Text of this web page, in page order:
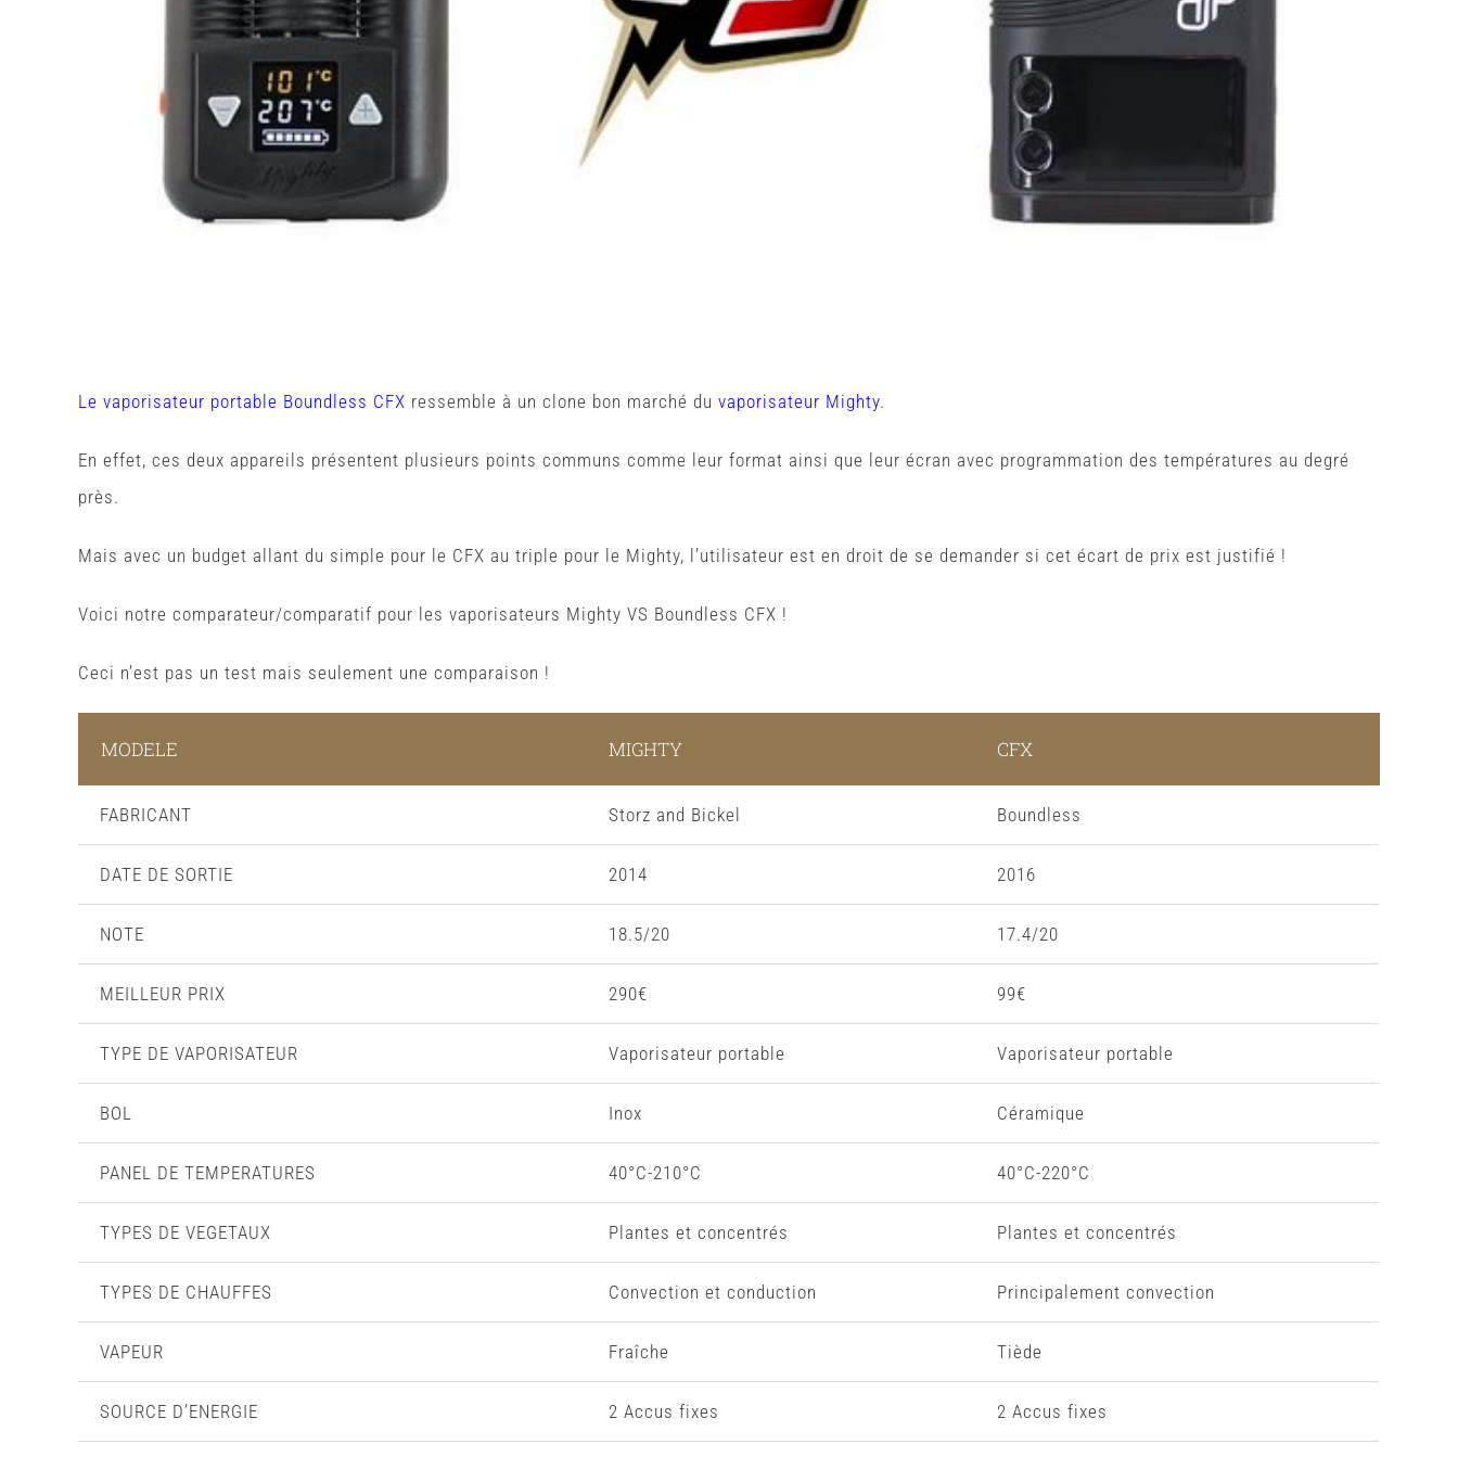
Le vaporisateur portable Boundless CFX ressemble à un clone bon marché du vaporisateur Mighty.
En effet, ces deux appareils présentent plusieurs points communs comme leur format ainsi que leur écran avec programmation des températures au degré
près.
Mais avec un budget allant du simple pour le CFX au triple pour le Mighty, l’utilisateur est en droit de se demander si cet écart de prix est justifié !
Voici notre comparateur/comparatif pour les vaporisateurs Mighty VS Boundless CFX !
Ceci n’est pas un test mais seulement une comparaison !
MODELE MIGHTY CFX
FABRICANT Storz and Bickel Boundless
DATE DE SORTIE 2014 2016
NOTE 18.5/20 17.4/20
MEILLEUR PRIX 290€ 99€
TYPE DE VAPORISATEUR Vaporisateur portable Vaporisateur portable
BOL Inox Céramique
PANEL DE TEMPERATURES 40°C-210°C 40°C-220°C
TYPES DE VEGETAUX Plantes et concentrés Plantes et concentrés
TYPES DE CHAUFFES Convection et conduction Principalement convection
VAPEUR Fraîche Tiède
SOURCE D’ENERGIE 2 Accus fixes 2 Accus fixes